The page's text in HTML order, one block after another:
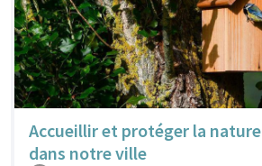
Accueillir et protéger la nature
dans notre ville